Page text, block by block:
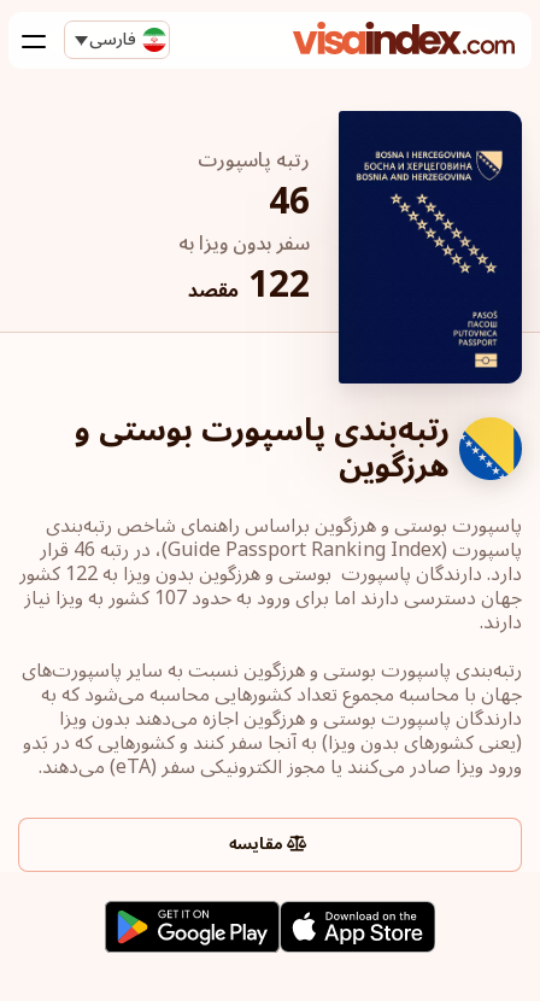
فارسی
رتبه پاسپورت
46
سفر بدون ویزا به
122 مقصد
رتبه‌بندی پاسپورت بوستی و
هرزگوین
پاسپورت‎ بوستی و هرزگوین ‎براساس راهنمای شاخص رتبه‌بندی
پاسپورت ‏(Guide Passport ‎Ranking Index)، در رتبه 46 قرار
دارد. دارندگان پاسپورت ‏‎ بوستی و هرزگوین بدون ویزا به 122 کشور
جهان ‎دسترسی دارند اما برای ورود به حدود 107 کشور به ویزا نیاز
دارند.
رتبه‌بندی پاسپورت‎ بوستی و هرزگوین ‎نسبت به سایر ‏پاسپورت‌های
جهان با محاسبه مجموع تعداد کشورهایی محاسبه می‌شود که به
دارندگان پاسپورت ‎‎بوستی و هرزگوین ‎اجازه می‌دهند بدون ویزا
(یعنی کشورهای ‏بدون ویزا) به آنجا سفر کنند و کشورهایی که در بَدو
ورود ویزا صادر می‌کنند یا ‏مجوز الکترونیکی سفر ‏‎(eTA)‎‏ می‌دهند.
مقایسه